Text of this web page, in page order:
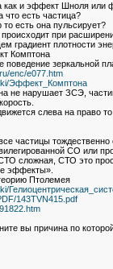
как и эффект Шноля
что есть частица?
есть она пульсирует?
происходит при
градиент плотности
Комптона
поведение зеркальной
enc/e077.htm
Эффект_Комптона
не нарушает ЗСЭ,
слева на право
частицы
СО или
сложная, СТО это
эффекты».
Птолемея
143TVN415.pdf
вы причина по